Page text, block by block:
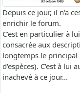
Depuis ce jour, il n'a
enrichir le forum.
C'est en particulier à
consacrée aux
longtemps le
d'espèces). C'est à lui
inachevé à ce jour...